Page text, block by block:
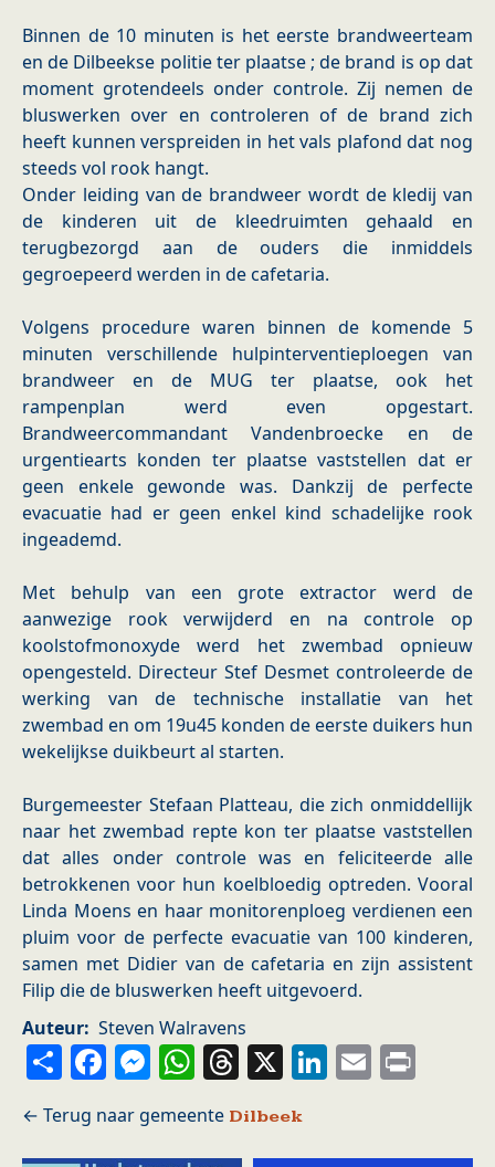
Binnen de 10 minuten is het eerste brandweerteam
en de Dilbeekse politie ter plaatse ; de brand is op dat
moment grotendeels onder controle. Zij nemen de
bluswerken over en controleren of de brand zich
heeft kunnen verspreiden in het vals plafond dat nog
steeds vol rook hangt.
Onder leiding van de brandweer wordt de kledij van
de kinderen uit de kleedruimten gehaald en
terugbezorgd aan de ouders die inmiddels
gegroepeerd werden in de cafetaria.
Volgens procedure waren binnen de komende 5
minuten verschillende hulpinterventieploegen van
brandweer en de MUG ter plaatse, ook het
rampenplan werd even opgestart.
Brandweercommandant Vandenbroecke en de
urgentiearts konden ter plaatse vaststellen dat er
geen enkele gewonde was. Dankzij de perfecte
evacuatie had er geen enkel kind schadelijke rook
ingeademd.
Met behulp van een grote extractor werd de
aanwezige rook verwijderd en na controle op
koolstofmonoxyde werd het zwembad opnieuw
opengesteld. Directeur Stef Desmet controleerde de
werking van de technische installatie van het
zwembad en om 19u45 konden de eerste duikers hun
wekelijkse duikbeurt al starten.
Burgemeester Stefaan Platteau, die zich onmiddellijk
naar het zwembad repte kon ter plaatse vaststellen
dat alles onder controle was en feliciteerde alle
betrokkenen voor hun koelbloedig optreden. Vooral
Linda Moens en haar monitorenploeg verdienen een
pluim voor de perfecte evacuatie van 100 kinderen,
samen met Didier van de cafetaria en zijn assistent
Filip die de bluswerken heeft uitgevoerd.
Auteur Steven Walravens
ShareFacebook
Messenger
WhatsApp
Threads
X LinkedIn
Email
Dilbeek